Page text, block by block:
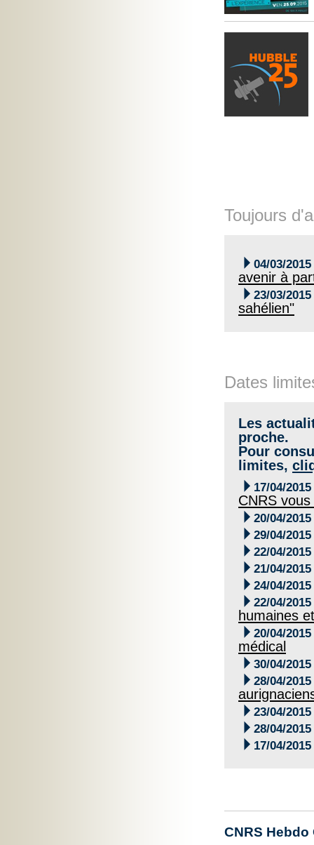
Toujours
 04/03/2015
avenir à
 23/03/2015
sahélien"
Dates
Les
proche.
Pour
limites,
 17/04/2015
CNRS
 20/04/2015
 29/04/2015
 22/04/2015
 21/04/2015
 24/04/2015
 22/04/2015
humaines
 20/04/2015
médical
 30/04/2015
 28/04/2015
 23/04/2015
 28/04/2015
 17/04/2015
CNRS